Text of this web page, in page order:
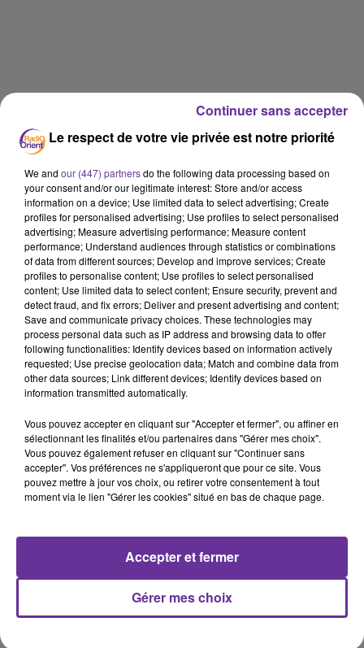
LA PLAYLIST
15h26
15h26
GEBRAN NAJEM
Medley Degi Degi
2025
15h22
15h22
NANCY AJRAM
Baladiyati 2008
15h16
15h16
NABIL SHOEIL
Ya Saadohom 2004
ÉCOUTER
EN CE
MOMENT
défense
Ankara,
départements
Le respect de votre vie privée est notre priorité
We and our (447) partnersdo the following data processing based on
your consent and/or our legitimate interest: Store and/or access
information on a device; Use limited data to select advertising; Create
profiles for personalised advertising; Use profiles to select personalised
advertising; Measure advertising performance; Measure content
performance; Understand audiences through statistics or combinations
of data from different sources; Develop and improve services; Create
profiles to personalise content; Use profiles to select personalised
content; Use limited data to select content; Ensure security, prevent and
detect fraud, and fix errors; Deliver and present advertising and content;
Save and communicate privacy choices. These technologies may
process personal data such as IP address and browsing data to offer
following functionalities: Identify devices based on information actively
requested; Use precise geolocation data; Match and combine data from
other data sources; Link different devices; Identify devices based on
information transmitted automatically.
Vous pouvez accepter en cliquant sur "Accepter et fermer", ou affiner en
sélectionnant les finalités et/ou partenaires dans "Gérer mes choix".
Vous pouvez également refuser en cliquant sur "Continuer sans
accepter". Vos préférences ne s'appliqueront que pour ce site. Vous
pouvez mettre à jour vos choix, ou retirer votre consentement à tout
moment via le lien "Gérer les cookies" situé en bas de chaque page.
Gérer mes choix
Accepter et fermer
Continuer sans accepter